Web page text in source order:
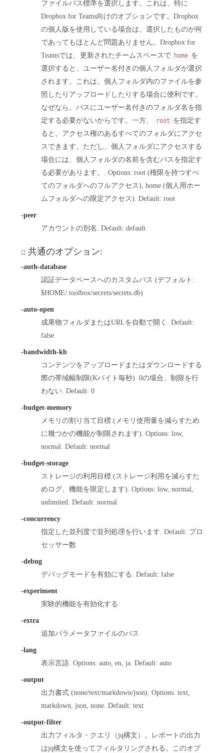
ファイルパス標準を選択します。これは、特に
Dropbox for Teams向けのオプションです。Dropbox
の個人版を使用している場合は、選択したものが何
であってもほとんど問題ありません。Dropbox for
Teamsでは、更新されたチームスペースで home を
選択すると、ユーザー名付きの個人フォルダが選択
されます。これは、個人フォルダ内のファイルを参
照したりアップロードしたりする場合に便利です。
なぜなら、パスにユーザー名付きのフォルダ名を指
定する必要がないからです。一方、
root を指定す
ると、アクセス権のあるすべてのフォルダにアクセ
スできます。ただし、個人フォルダにアクセスする
場合には、個人フォルダの名前を含むパスを指定す
る必要があります。. Options: root (権限を持つすべ
てのフォルダへのフルアクセス), home (個人用ホー
ムフォルダへの限定アクセス). Default: root
-peer
アカウントの別名. Default: default
共通のオプション:
-auth-database
認証データベースへのカスタムパス (デフォルト:
$HOME/.toolbox/secrets/secrets.db)
-auto-open
成果物フォルダまたはURLを自動で開く. Default:
false
-bandwidth-kb
コンテンツをアップロードまたはダウンロードする
際の帯域幅制限(Kバイト毎秒). 0の場合、制限を行
わない. Default: 0
-budget-memory
メモリの割り当て目標 (メモリ使用量を減らすため
に幾つかの機能が制限されます). Options: low,
normal. Default: normal
-budget-storage
ストレージの利用目標 (ストレージ利用を減らすた
めログ、機能を限定します). Options: low, normal,
unlimited. Default: normal
-concurrency
指定した並列度で並列処理を行います. Default: プロ
セッサー数
-debug
デバッグモードを有効にする. Default: false
-experiment
実験的機能を有効化する
-extra
追加パラメータファイルのパス
-lang
表示言語. Options: auto, en, ja. Default: auto
-output
出力書式 (none/text/markdown/json). Options: text,
markdown, json, none. Default: text
-output-filter
出力フィルタ・クエリ（jq構文）。レポートの出力
はjq構文を使ってフィルタリングされる。このオプ